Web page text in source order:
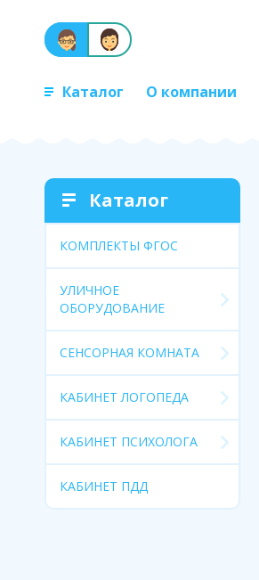
Каталог О компании
Каталог
КОМПЛЕКТЫ ФГОС
УЛИЧНОЕ
ОБОРУДОВАНИЕ
СЕНСОРНАЯ КОМНАТА
КАБИНЕТ ЛОГОПЕДА
КАБИНЕТ ПСИХОЛОГА
КАБИНЕТ ПДД